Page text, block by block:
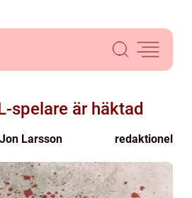
spelare är häktad
Jon Larsson redaktionel